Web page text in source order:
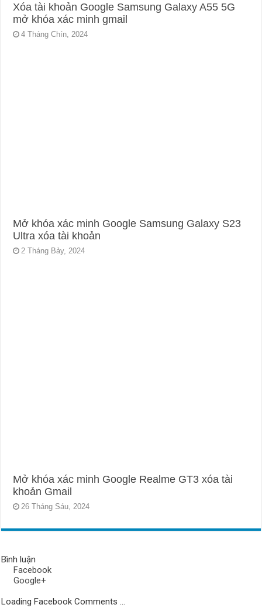
Xóa tài khoản Google Samsung Galaxy A55 5G
mở khóa xác minh gmail
4 Tháng Chín, 2024
Mở khóa xác minh Google Samsung Galaxy S23
Ultra xóa tài khoản
2 Tháng Bảy, 2024
Mở khóa xác minh Google Realme GT3 xóa tài
khoản Gmail
26 Tháng Sáu, 2024
Bình luận
Facebook
Google+
Loading Facebook Comments ...